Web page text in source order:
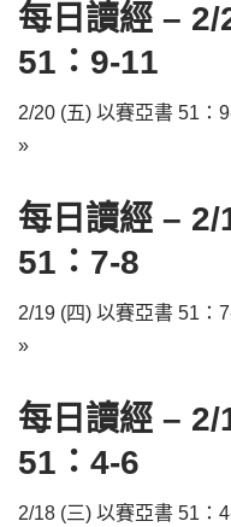
每日讀經 –
51：9-11
2/20 (五) 以賽亞書 51
»
每日讀經 –
51：7-8
2/19 (四) 以賽亞書 51
»
每日讀經 –
51：4-6
2/18 (三) 以賽亞書 51